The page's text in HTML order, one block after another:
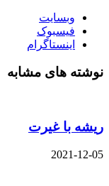
وبسایت
فیسبوک
اینستاگرام
نوشته های مشابه
ریشه با غیرت
2021-12-05